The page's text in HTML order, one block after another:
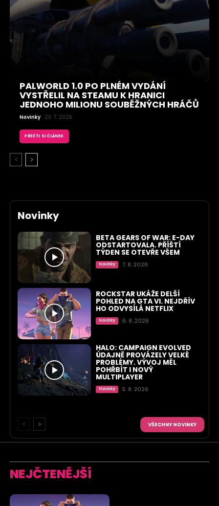
PALWORLD 1.0 PO PLNÉM VYDÁNÍ
VYSTŘELIL NA STEAMU K HRANICI
JEDNOHO MILIONU SOUBĚŽNÝCH HRÁČŮ
Novinky 20. 7. 2026
PŘEČTI SI ČLÁNEK
Novinky
BETA GEARS OF WAR: E-DAY
ODSTARTOVALA. PŘÍŠTÍ
TÝDEN SE OTEVŘE VŠEM
Novinky 7. 8. 2026
ROCKSTAR UKÁŽE DELŠÍ
POHLED NA GTA VI. NEJDŘÍV
HO ODVYSÍLÁ NETFLIX
Novinky 6. 8. 2026
HALO: CAMPAIGN EVOLVED
ÚDAJNĚ PROVÁZELY VELKÉ
PROBLÉMY. VÝVOJ MĚL
POHŘBÍT I NOVÝ
MULTIPLAYER
Novinky 5. 8. 2026
VŠECHNY NOVINKY
NEJČTENĚJŠÍ